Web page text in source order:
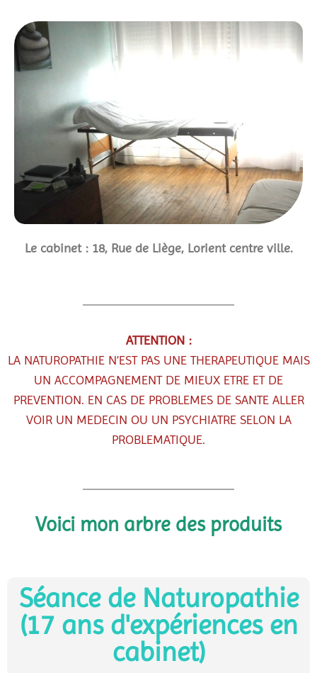
Le cabinet : 18, Rue de Liège, Lorient centre ville.
ATTENTION :
LA NATUROPATHIE N’EST PAS UNE THERAPEUTIQUE MAIS
UN ACCOMPAGNEMENT DE MIEUX ETRE ET DE
PREVENTION. EN CAS DE PROBLEMES DE SANTE ALLER
VOIR UN MEDECIN OU UN PSYCHIATRE SELON LA
PROBLEMATIQUE.
Voici mon arbre des produits
Séance de Naturopathie
(17 ans d'expériences en
cabinet)